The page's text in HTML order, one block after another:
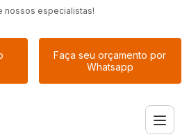
nossos especialistas!
Faça seu orçamento por
Whatsapp